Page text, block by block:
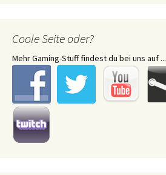
Coole Seite oder?
Mehr Gaming-Stuff findest du bei uns auf ...